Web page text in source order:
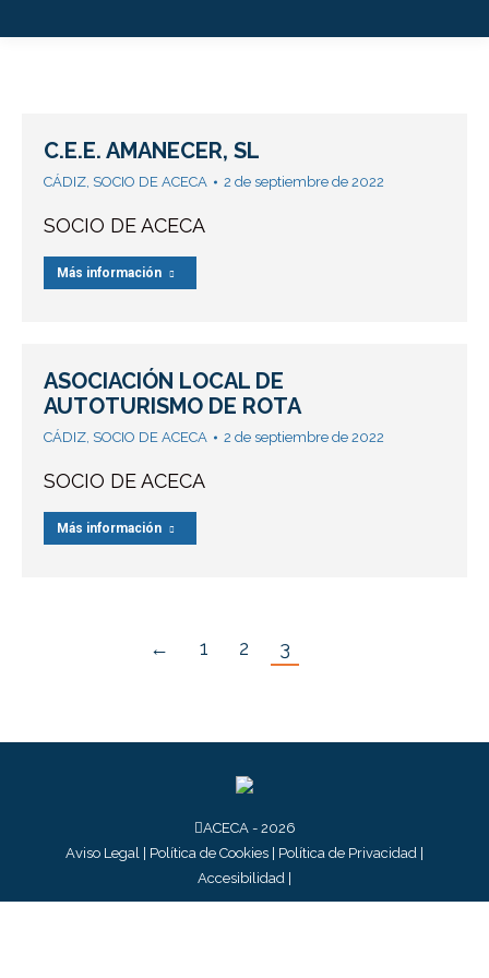
C.E.E. AMANECER, SL
CÁDIZ, SOCIO DE ACECA 2 de septiembre de 2022
SOCIO DE ACECA
Más información
ASOCIACIÓN LOCAL DE
AUTOTURISMO DE ROTA
CÁDIZ, SOCIO DE ACECA 2 de septiembre de 2022
SOCIO DE ACECA
Más información
← 1 2 3
ACECA - 2026
Aviso Legal
Política de Cookies Política de Privacidad
Accesibilidad